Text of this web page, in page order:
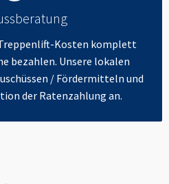
Kosten komplett
bezahlen. Unsere lokalen
/ Fördermitteln und
der Ratenzahlung an.